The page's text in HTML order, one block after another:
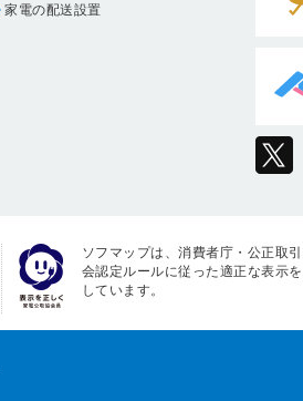
家電の配送設置
ソフマップは、消費者庁・公正取
会認定ルールに従った適正な表示
しています。